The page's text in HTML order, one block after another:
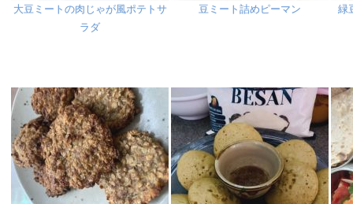
大豆ミートの肉じゃが風ポテトサ
ラダ
豆ミート詰めピーマン 緑